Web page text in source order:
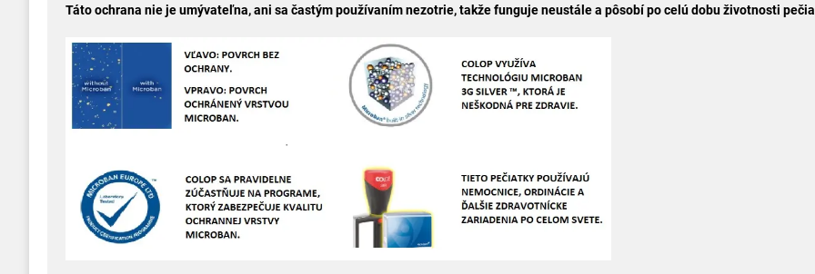
Táto ochrana nie je umývateľna, ani sa častým používaním nezotrie, takže funguje neustále a pôsobí po celú dobu životnosti